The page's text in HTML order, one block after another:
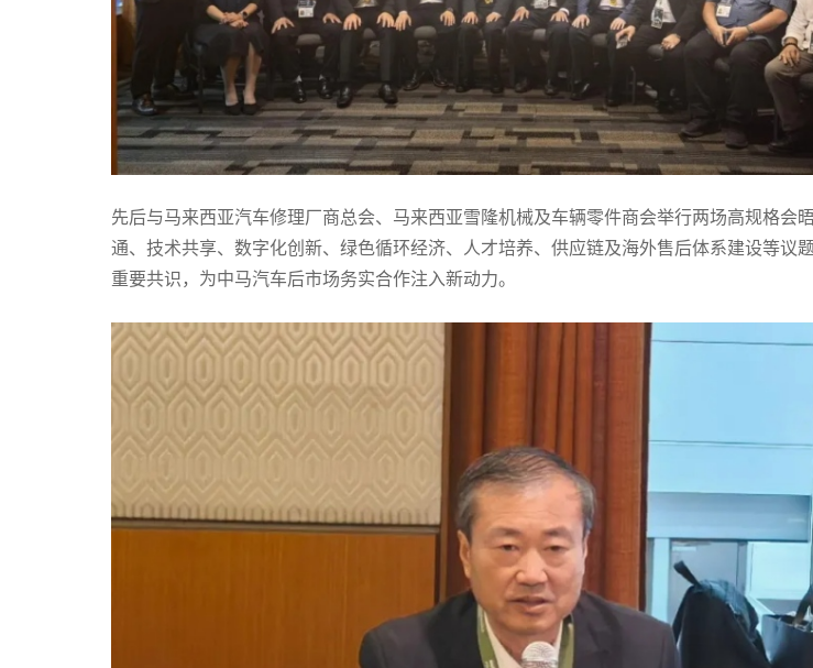
先后与马来西亚汽车修理厂商总会、马来西亚雪隆机械及车辆零件商会举行两场高规格会
通、技术共享、数字化创新、绿色循环经济、人才培养、供应链及海外售后体系建设等议
重要共识，为中马汽车后市场务实合作注入新动力。